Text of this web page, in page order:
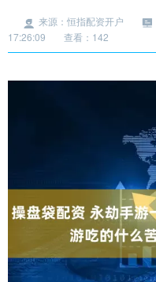
来源：恒指配资开户
17:26:09
查看：142